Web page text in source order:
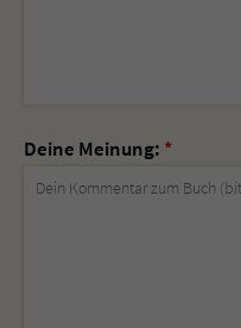
Deine Meinung: *